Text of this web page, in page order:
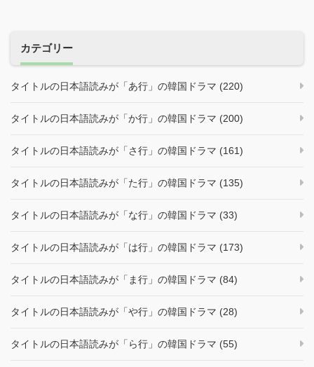
カテゴリー
タイトルの日本語読みが「あ行」の韓国ドラマ (220)
タイトルの日本語読みが「か行」の韓国ドラマ (200)
タイトルの日本語読みが「さ行」の韓国ドラマ (161)
タイトルの日本語読みが「た行」の韓国ドラマ (135)
タイトルの日本語読みが「な行」の韓国ドラマ (33)
タイトルの日本語読みが「は行」の韓国ドラマ (173)
タイトルの日本語読みが「ま行」の韓国ドラマ (84)
タイトルの日本語読みが「や行」の韓国ドラマ (28)
タイトルの日本語読みが「ら行」の韓国ドラマ (55)